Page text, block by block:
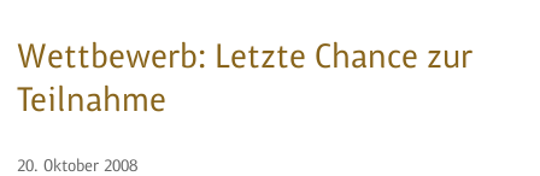
Wettbewerb: Letzte Chance zur
Teilnahme
20. Oktober 2008